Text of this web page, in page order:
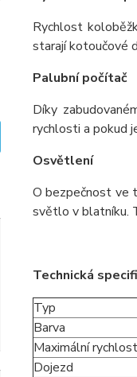
Rychlost
starají kotoučové
Palubní počítač
Díky
rychlosti a pokud
Osvětlení
O bezpečnost ve
světlo v blatníku.
Technická
Typ
Barva
Maximální rychlost
Dojezd